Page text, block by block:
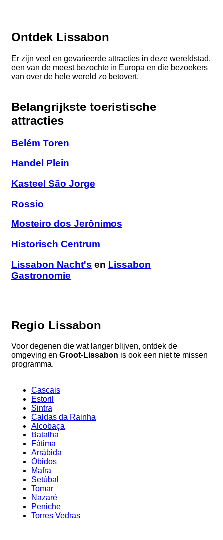
Ontdek Lissabon
Er zijn veel en gevarieerde attracties in deze wereldstad,
een van de meest bezochte in Europa en die bezoekers
van over de hele wereld zo betovert.
Belangrijkste toeristische
attracties
Belém Toren
Handel Plein
Kasteel São Jorge
Rossio
Mosteiro dos Jerônimos
Historisch Centrum
Lissabon Nacht's en Lissabon
Gastronomie
Regio Lissabon
Voor degenen die wat langer blijven, ontdek de
omgeving en Groot-Lissabon is ook een niet te missen
programma.
Cascais
Estoril
Sintra
Caldas da Rainha
Alcobaça
Batalha
Fátima
Arrábida
Óbidos
Mafra
Setúbal
Tomar
Nazaré
Peniche
Torres Vedras